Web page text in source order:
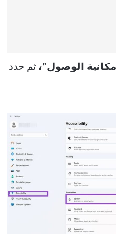
إمكانية الوصول”، ثم حدد